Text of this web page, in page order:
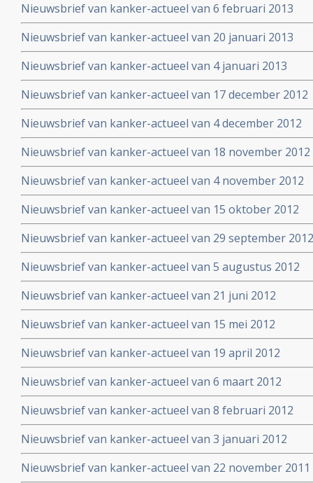
Nieuwsbrief van kanker-actueel van 6 februari 2013
Nieuwsbrief van kanker-actueel van 20 januari 2013
Nieuwsbrief van kanker-actueel van 4 januari 2013
Nieuwsbrief van kanker-actueel van 17 december 2012
Nieuwsbrief van kanker-actueel van 4 december 2012
Nieuwsbrief van kanker-actueel van 18 november 2012
Nieuwsbrief van kanker-actueel van 4 november 2012
Nieuwsbrief van kanker-actueel van 15 oktober 2012
Nieuwsbrief van kanker-actueel van 29 september
Nieuwsbrief van kanker-actueel van 5 augustus 2012
Nieuwsbrief van kanker-actueel van 21 juni 2012
Nieuwsbrief van kanker-actueel van 15 mei 2012
Nieuwsbrief van kanker-actueel van 19 april 2012
Nieuwsbrief van kanker-actueel van 6 maart 2012
Nieuwsbrief van kanker-actueel van 8 februari 2012
Nieuwsbrief van kanker-actueel van 3 januari 2012
Nieuwsbrief van kanker-actueel van 22 november 2011